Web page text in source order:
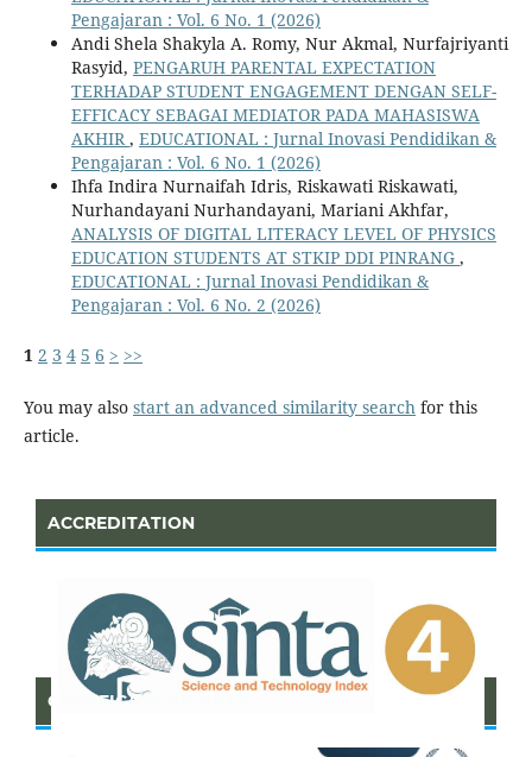
Pengajaran : Vol. 6 No. 1 (2026)
Andi Shela Shakyla A. Romy, Nur Akmal, Nurfajriyanti
Rasyid, PENGARUH PARENTAL EXPECTATION
TERHADAP STUDENT ENGAGEMENT DENGAN SELF-
EFFICACY SEBAGAI MEDIATOR PADA MAHASISWA
AKHIR, EDUCATIONAL : Jurnal Inovasi Pendidikan &
Pengajaran : Vol. 6 No. 1 (2026)
Ihfa Indira Nurnaifah Idris, Riskawati Riskawati,
Nurhandayani Nurhandayani, Mariani Akhfar,
ANALYSIS OF DIGITAL LITERACY LEVEL OF PHYSICS
EDUCATION STUDENTS AT STKIP DDI PINRANG ,
EDUCATIONAL : Jurnal Inovasi Pendidikan &
Pengajaran : Vol. 6 No. 2 (2026)
1 2 3 4 5 6 > >>
You may also start an advanced similarity searchfor this
article.
ACCREDITATION
CERTIFICATE OF SINTA